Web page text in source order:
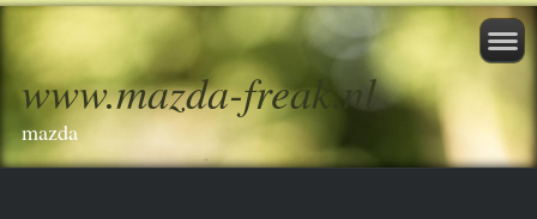
www.mazda-freak.nl
mazda